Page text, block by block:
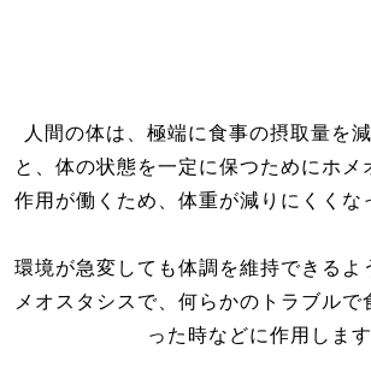
人間の体は、極端に食事の摂取量を
と、体の状態を一定に保つためにホメ
作用が働くため、体重が減りにくくな
環境が急変しても体調を維持できるよ
メオスタシスで、何らかのトラブルで
った時などに作用します